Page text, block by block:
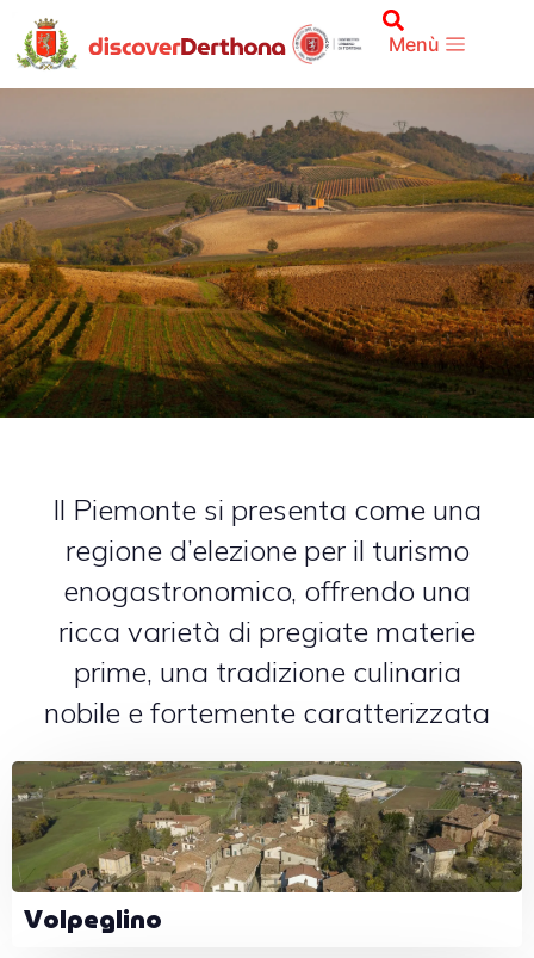
Menù
Territorio
Il Piemonte si presenta come una
regione d’elezione per il turismo
enogastronomico, offrendo una
ricca varietà di pregiate materie
prime, una tradizione culinaria
nobile e fortemente caratterizzata
Volpeglino